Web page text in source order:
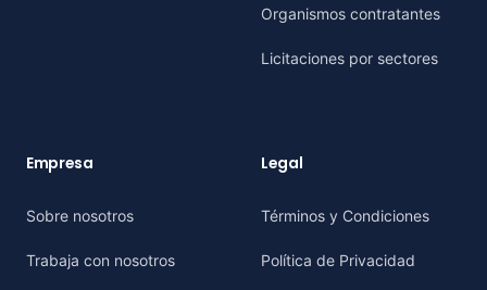
Organismos contratantes
Licitaciones por sectores
Empresa
Sobre nosotros
Trabaja con nosotros
Legal
Términos y Condiciones
Política de Privacidad